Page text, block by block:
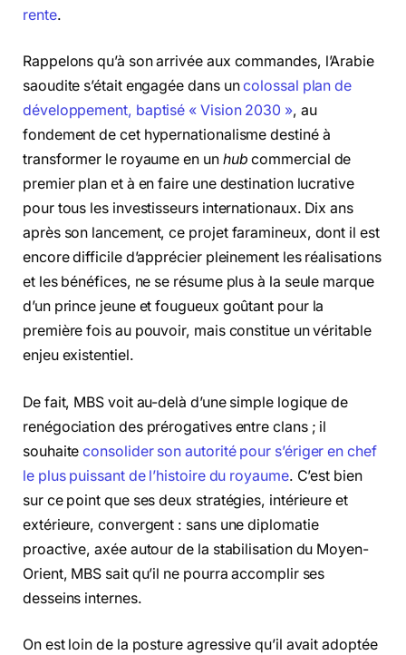
rente.
Rappelons qu’à son arrivée aux commandes, l’Arabie
saoudite s’était engagée dans uncolossal plan de
développement, baptisé « Vision 2030 », au
fondement de cet hypernationalisme destiné à
transformer le royaume en un hub commercial de
premier plan et à en faire une destination lucrative
pour tous les investisseurs internationaux. Dix ans
après son lancement, ce projet faramineux, dont il est
encore difficile d’apprécier pleinement les réalisations
et les bénéfices, ne se résume plus à la seule marque
d’un prince jeune et fougueux goûtant pour la
première fois au pouvoir, mais constitue un véritable
enjeu existentiel.
De fait, MBS voit au-delà d’une simple logique de
renégociation des prérogatives entre clans ; il
souhaiteconsolider son autorité pour s’ériger en chef
le plus puissant de l’histoire du royaume. C’est bien
sur ce point que ses deux stratégies, intérieure et
extérieure, convergent : sans une diplomatie
proactive, axée autour de la stabilisation du Moyen-
Orient, MBS sait qu’il ne pourra accomplir ses
desseins internes.
On est loin de la posture agressive qu’il avait adoptée